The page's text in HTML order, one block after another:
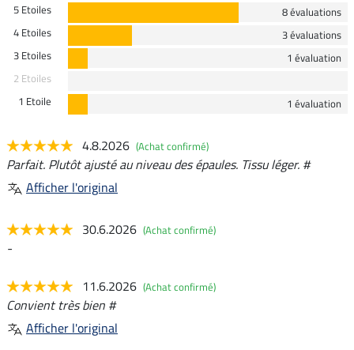
5 Etoiles
8 évaluations
4 Etoiles
3 évaluations
3 Etoiles
1 évaluation
2 Etoiles
1 Etoile
1 évaluation
4.8.2026 (Achat confirmé)
Parfait. Plutôt ajusté au niveau des épaules. Tissu léger. #
Afficher l'original
30.6.2026 (Achat confirmé)
-
11.6.2026 (Achat confirmé)
Convient très bien #
Afficher l'original